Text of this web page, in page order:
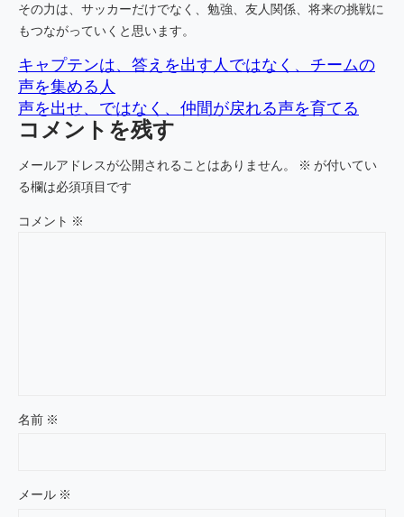
その力は、サッカーだけでなく、勉強、友人関係、将来の挑戦に
もつながっていくと思います。
キャプテンは、答えを出す人ではなく、チームの
声を集める人
声を出せ、ではなく、仲間が戻れる声を育てる
コメントを残す
メールアドレスが公開されることはありません。 ※ が付いてい
る欄は必須項目です
コメント ※
名前 ※
メール ※